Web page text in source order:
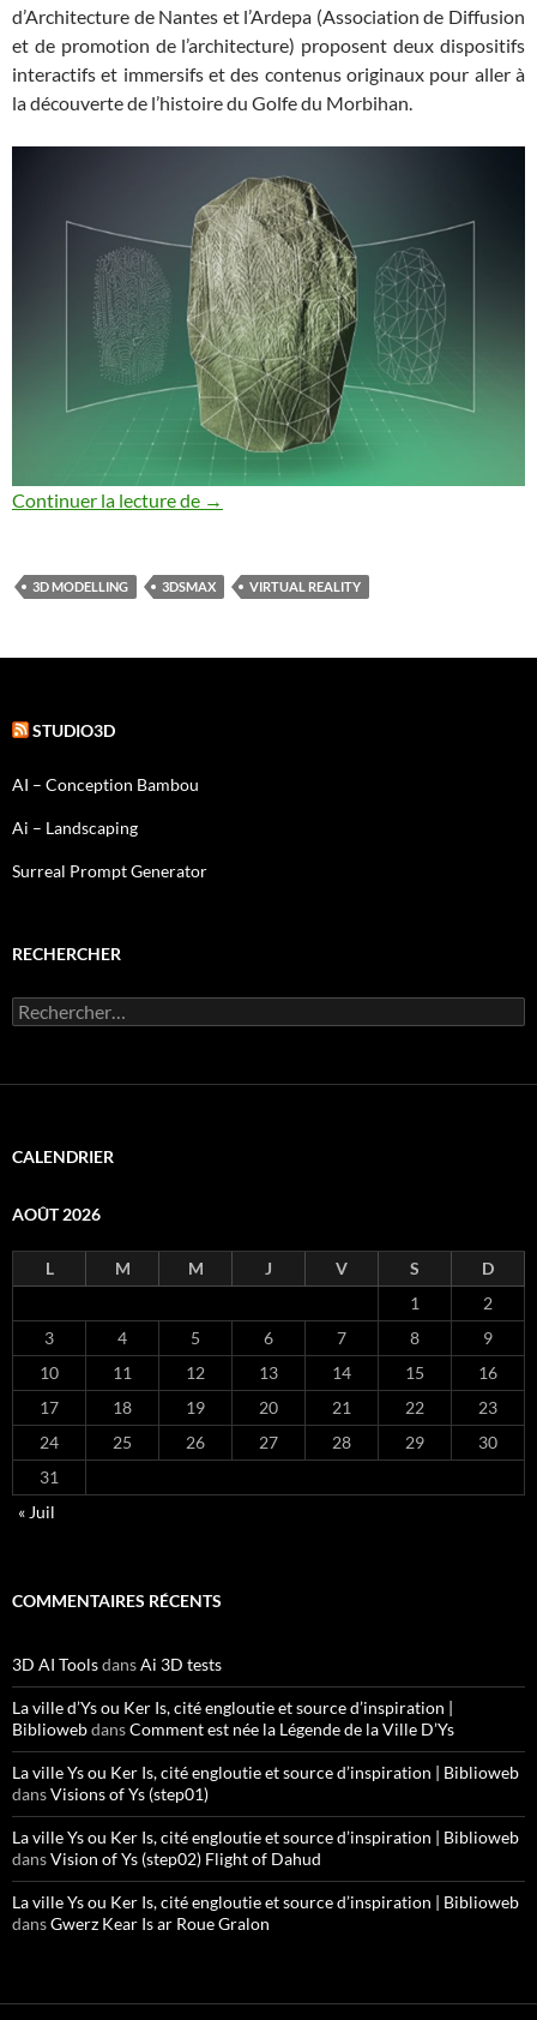
d’Architecture de Nantes et l’Ardepa (Association de Diffusion
et de promotion de l’architecture) proposent deux dispositifs
interactifs et immersifs et des contenus originaux pour aller à
la découverte de l’histoire du Golfe du Morbihan.
Continuer la lecture de Naexus 2.0–Semaine du golfe–making
→
3D MODELLING 3DSMAX VIRTUAL REALITY
STUDIO3D
AI – Conception Bambou
Ai – Landscaping
Surreal Prompt Generator
RECHERCHER
Rechercher :
CALENDRIER
AOÛT 2026
L M M J V S
D
1
2
3
4 5 6 7 8
9
10
11 12 13 14 15
16
17
18 19 20 21 22
23
24
25 26 27 28 29
30
31
« Juil
COMMENTAIRES RÉCENTS
3D AI ToolsdansAi 3D tests
La ville d’Ys ou Ker Is, cité engloutie et source d’inspiration |
BibliowebdansComment est née la Légende de la Ville D’Ys
La ville Ys ou Ker Is, cité engloutie et source d’inspiration | Biblioweb
dansVisions of Ys (step01)
La ville Ys ou Ker Is, cité engloutie et source d’inspiration | Biblioweb
dansVision of Ys (step02) Flight of Dahud
La ville Ys ou Ker Is, cité engloutie et source d’inspiration | Biblioweb
dansGwerz Kear Is ar Roue Gralon